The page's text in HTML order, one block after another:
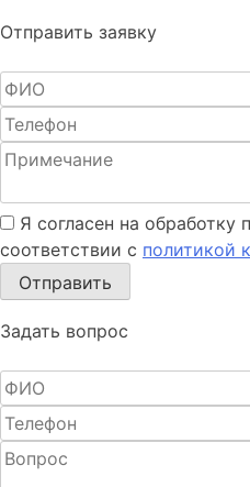
Отправить заявку
Я согласен на обработку
соответствии с политикой
Отправить
Задать вопрос